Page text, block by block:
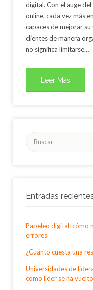
digital. Con el auge
online, cada vez más
capaces de mejorar
clientes de manera
no significa limitarse…
Leer Más
Entradas
Papeleo digital: cómo
errores
¿Cuánto cuesta una
Universidades de
como líder se ha